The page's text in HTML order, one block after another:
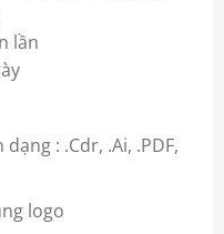
lần
: .Cdr, .Ai, .PDF,
logo